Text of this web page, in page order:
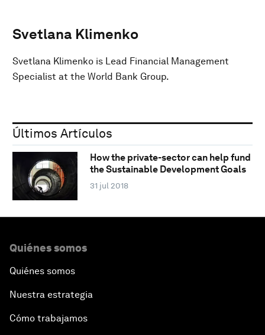
Svetlana Klimenko
Svetlana Klimenko is Lead Financial Management
Specialist at the World Bank Group.
Últimos Artículos
How the private-sector can help fund
the Sustainable Development Goals
31 jul 2018
Quiénes somos
Quiénes somos
Nuestra estrategia
Cómo trabajamos